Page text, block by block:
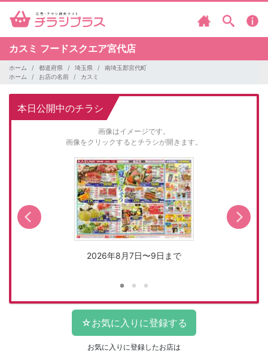
カスミ フードスクエア宮代店
ホーム 都道府県 埼玉県
南埼玉郡宮代町
ホーム
お店の名前 カスミ
本日公開中のチラシ
画像はイメージです。
画像をクリックするとチラシが開きます。
2026年8月7日〜9日まで
お気に入りに登録したお店は